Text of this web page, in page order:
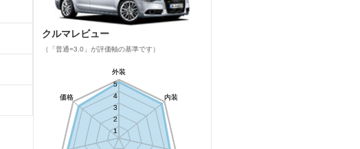
クルマレビュー
（「普通=3.0」が評価軸の基準です）
外装
内装
価格
1
2
3
4
5
外装
内装
価格
1
2
3
4
5